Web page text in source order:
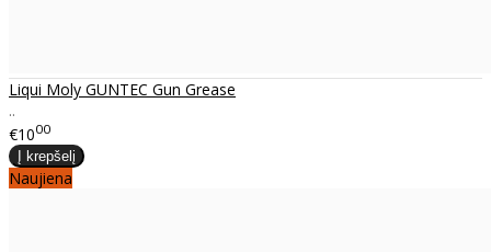
Liqui Moly GUNTEC Gun Grease
..
€1000
Naujiena